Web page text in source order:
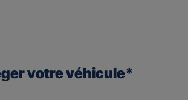
votre véhicule*